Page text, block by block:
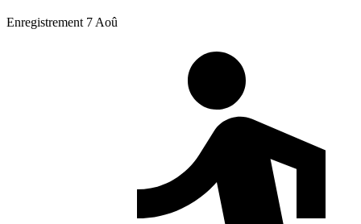
Enregistrement 7 Aoû